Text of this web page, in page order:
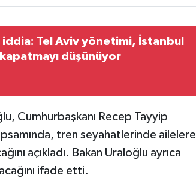
iddia: Tel Aviv yönetimi, İstanbul
düşünüyor
Cumhurbaşkanı Recep Tayyip
tren seyahatlerinde ailelere
açıkladı. Bakan Uraloğlu ayrıca
ifade etti.